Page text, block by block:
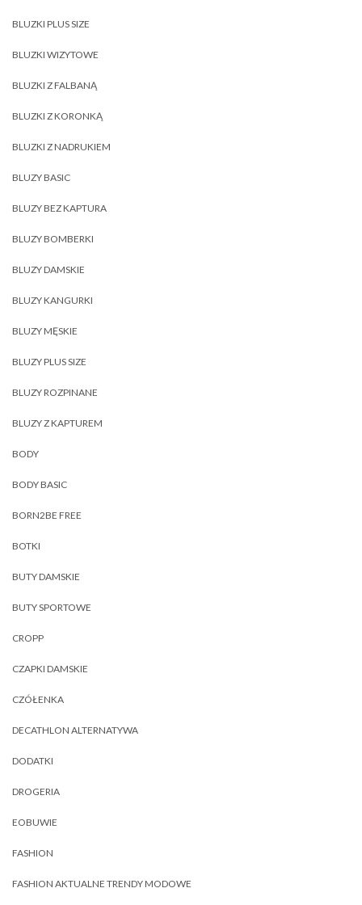
BLUZKI PLUS SIZE
BLUZKI WIZYTOWE
BLUZKI Z FALBANĄ
BLUZKI Z KORONKĄ
BLUZKI Z NADRUKIEM
BLUZY BASIC
BLUZY BEZ KAPTURA
BLUZY BOMBERKI
BLUZY DAMSKIE
BLUZY KANGURKI
BLUZY MĘSKIE
BLUZY PLUS SIZE
BLUZY ROZPINANE
BLUZY Z KAPTUREM
BODY
BODY BASIC
BORN2BE FREE
BOTKI
BUTY DAMSKIE
BUTY SPORTOWE
CROPP
CZAPKI DAMSKIE
CZÓŁENKA
DECATHLON ALTERNATYWA
DODATKI
DROGERIA
EOBUWIE
FASHION
FASHION AKTUALNE TRENDY MODOWE